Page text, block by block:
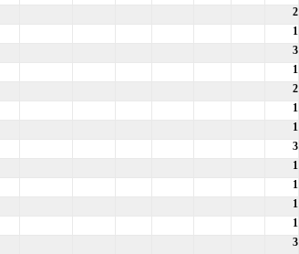
2
1
3
1
2
1
1
3
1
1
1
1
3